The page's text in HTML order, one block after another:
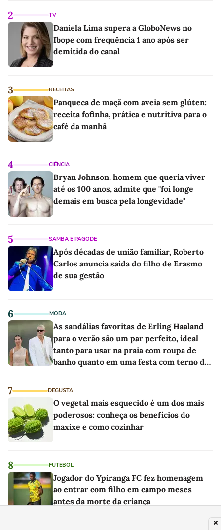
2 TV
Daniela Lima supera a GloboNews no
Ibope com frequência 1 ano após ser
demitida do canal
3 RECEITAS
Panqueca de maçã com aveia sem glúten:
receita fofinha, prática e nutritiva para o
café da manhã
4 CIÊNCIA
Bryan Johnson, homem que queria viver
até os 100 anos, admite que "foi longe
demais em busca pela longevidade"
5 SAMBA E PAGODE
Após décadas de união familiar, Roberto
Carlos anuncia saída do filho de Erasmo
de sua gestão
6 MODA
As sandálias favoritas de Erling Haaland
para o verão são um par perfeito, ideal
tanto para usar na praia com roupa de
banho quanto em uma festa com terno de
7 DEGUSTA
O vegetal mais esquecido é um dos mais
poderosos: conheça os benefícios do
maxixe e como cozinhar
8 FUTEBOL
Jogador do Ypiranga FC fez homenagem
ao entrar com filho em campo meses
antes da morte da criança